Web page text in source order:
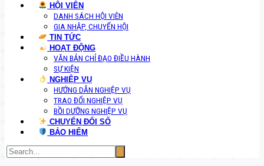
HỘI VIÊN
DANH SÁCH HỘI VIÊN
GIA NHẬP, CHUYỂN HỘI
TIN TỨC
HOẠT ĐỘNG
VĂN BẢN CHỈ ĐẠO ĐIỀU HÀNH
SỰ KIỆN
NGHIỆP VỤ
HƯỚNG DẪN NGHIỆP VỤ
TRAO ĐỔI NGHIỆP VỤ
BỒI DƯỠNG NGHIỆP VỤ
CHUYỂN ĐỔI SỐ
BẢO HIỂM